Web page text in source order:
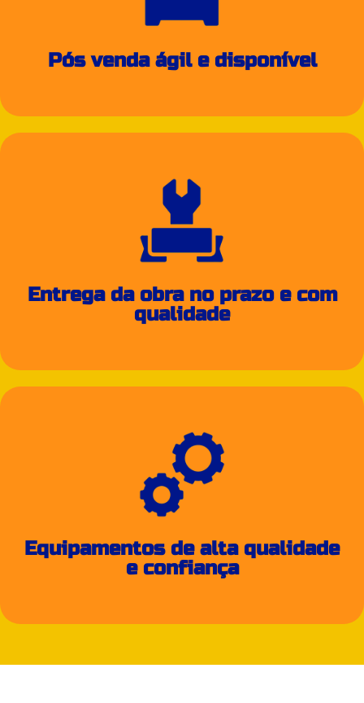
Pós venda ágil e disponível
Entrega da obra no prazo e com
qualidade
Equipamentos de alta qualidade
e confiança